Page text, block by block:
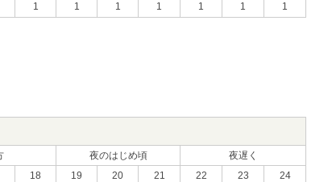
1 1 1 1 1 1 1
夜のはじめ頃
夜遅く
18 19 20 21 22 23 24